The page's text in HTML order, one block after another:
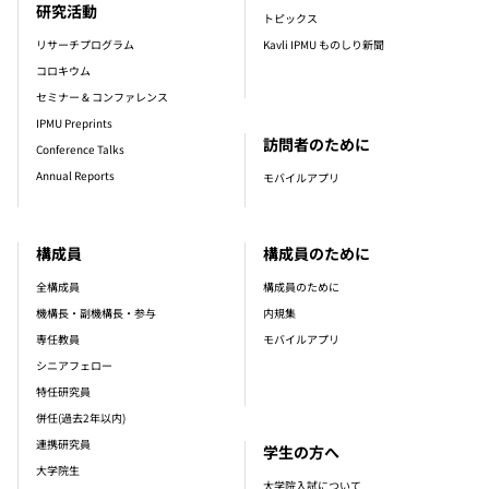
構成員
全構成員
機構長・副機構長・参与
専任教員
シニアフェロー
特任研究員
併任(過去2年以内)
連携研究員
大学院生
研究活動
リサーチプログラム
コロキウム
セミナー & コンファレンス
IPMU Preprints
Conference Talks
Annual Reports
トピックス
Kavli IPMU ものしり新聞
訪問者のために
モバイルアプリ
構成員のために
構成員のために
内規集
モバイルアプリ
学生の方へ
大学院入試について